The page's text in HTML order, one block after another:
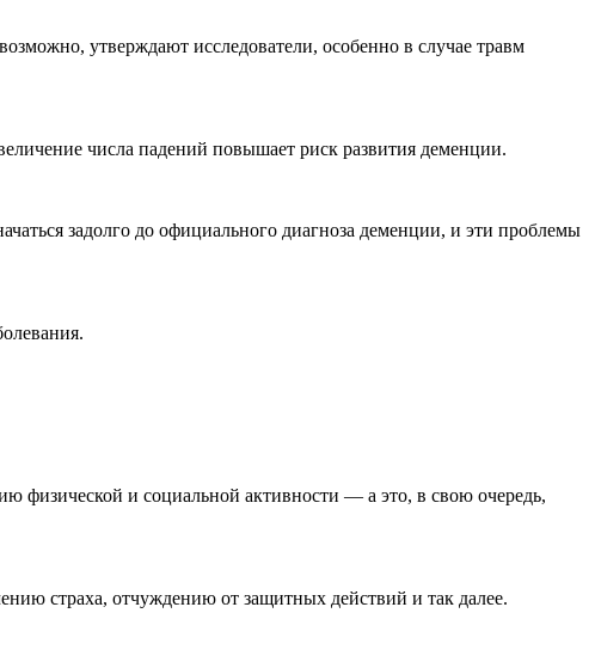
утверждают исследователи, особенно в случае травм
числа падений повышает риск развития деменции.
задолго до официального диагноза деменции, и эти проблемы
физической и социальной активности — а это, в свою очередь,
страха, отчуждению от защитных действий и так далее.